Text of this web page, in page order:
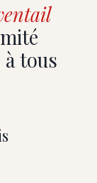
à tous